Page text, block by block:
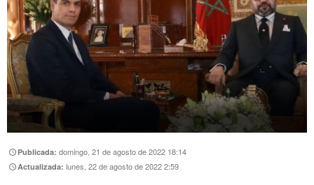
Publicada:domingo, 21 de agosto de 2022 18:14
Actualizada:lunes, 22 de agosto de 2022 2:59